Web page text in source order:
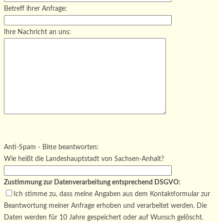
Betreff ihrer Anfrage:
Ihre Nachricht an uns:
Bitte lasse dieses Feld leer.
Anti-Spam - Bitte beantworten:
Wie heißt die Landeshauptstadt von Sachsen-Anhalt?
Zustimmung zur Datenverarbeitung entsprechend DSGVO:
Ich stimme zu, dass meine Angaben aus dem Kontaktformular zur
Beantwortung meiner Anfrage erhoben und verarbeitet werden. Die
Daten werden für 10 Jahre gespeichert oder auf Wunsch gelöscht.